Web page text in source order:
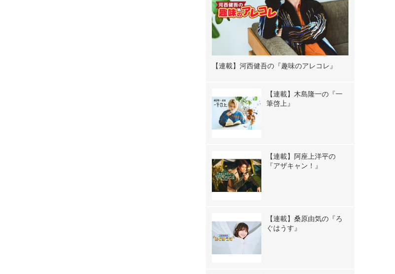
【連載】河西健吾の『趣味のアレコレ』
【連載】木島隆一の『一
筆啓上』
【連載】阿座上洋平の
『アザキャン！』
【連載】桑原由気の『ろ
ぐはうす』